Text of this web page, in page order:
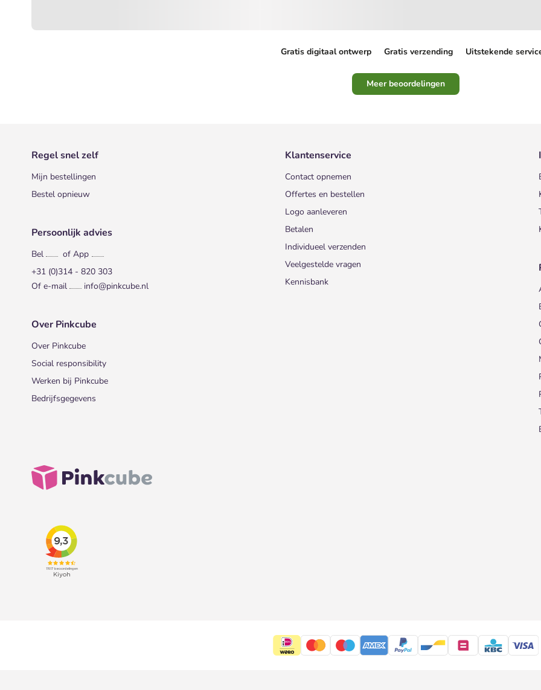
Gratis digitaal ontwerp Gratis verzending Uitstekende
Meer beoordelingen
Regel snel zelf
Mijn bestellingen
Bestel opnieuw
Persoonlijk advies
Bel
of App
+31 (0)314 - 820 303
Of e-mail
info@pinkcube.nl
Over Pinkcube
Over Pinkcube
Social responsibility
Werken bij Pinkcube
Bedrijfsgegevens
Klantenservice
Contact opnemen
Offertes en bestellen
Logo aanleveren
Betalen
Individueel verzenden
Veelgestelde vragen
Kennisbank